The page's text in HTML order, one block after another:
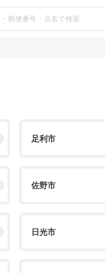
足利市
佐野市
日光市